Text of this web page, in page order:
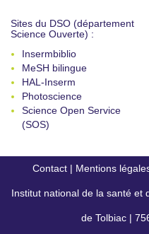
Sites du DSO (département
Science Ouverte) :
Insermbiblio
MeSH bilingue
HAL-Inserm
Photoscience
Science Open Service
(SOS)
Contact | Mentions
Institut national de la santé et
de Tolbiac |